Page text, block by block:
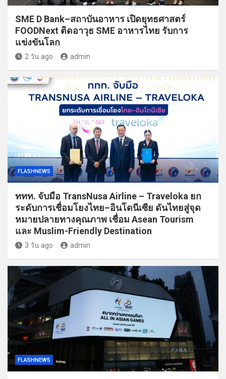
SME D Bank–สถาบันอาหาร เปิดยุทธศาสตร์
FOODNext ติดอาวุธ SME อาหารไทย รับการ
แข่งขันโลก
2 วัน ago admin
FLASHNEWS
ททท. จับมือ TransNusa Airline – Traveloka ยก
ระดับการเชื่อมโยงไทย–อินโดนีเซีย ดันไทยสู่จุด
หมายปลายทางคุณภาพ เชื่อม Asean Tourism
และ Muslim-Friendly Destination
3 วัน ago admin
FLASHNEWS